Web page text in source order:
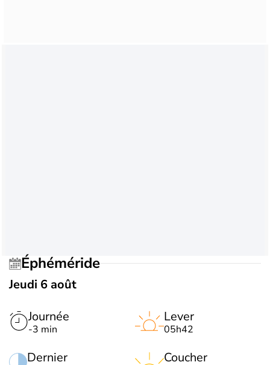
Éphéméride
Jeudi 6 août
Journée
-3 min
Dernier
Lever
05h42
Coucher